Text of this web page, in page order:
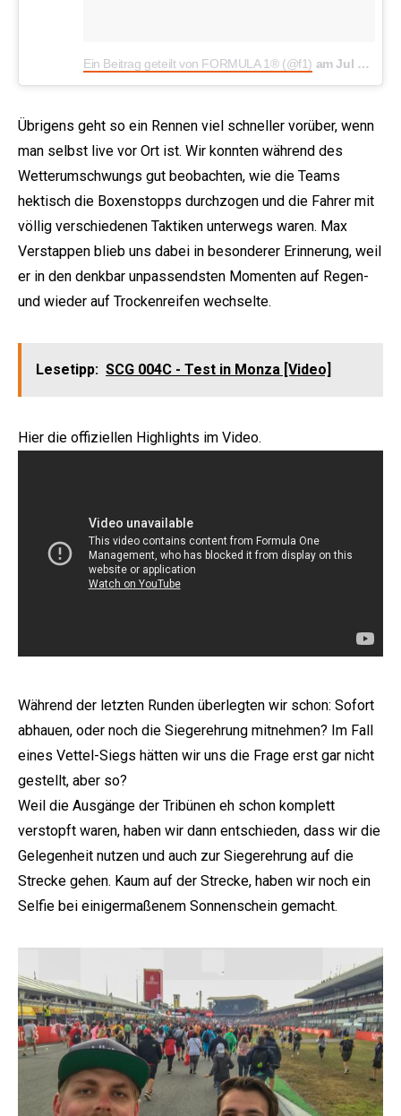
Ein Beitrag geteilt von FORMULA 1® (@f1) amJul 22, 2018 um 7:29 PDT
Übrigens geht so ein Rennen viel schneller vorüber, wenn
man selbst live vor Ort ist. Wir konnten während des
Wetterumschwungs gut beobachten, wie die Teams
hektisch die Boxenstopps durchzogen und die Fahrer mit
völlig verschiedenen Taktiken unterwegs waren. Max
Verstappen blieb uns dabei in besonderer Erinnerung, weil
er in den denkbar unpassendsten Momenten auf Regen-
und wieder auf Trockenreifen wechselte.
Lesetipp: SCG 004C - Test in Monza [Video]
Hier die offiziellen Highlights im Video.
Während der letzten Runden überlegten wir schon: Sofort
abhauen, oder noch die Siegerehrung mitnehmen? Im Fall
eines Vettel-Siegs hätten wir uns die Frage erst gar nicht
gestellt, aber so?
Weil die Ausgänge der Tribünen eh schon komplett
verstopft waren, haben wir dann entschieden, dass wir die
Gelegenheit nutzen und auch zur Siegerehrung auf die
Strecke gehen. Kaum auf der Strecke, haben wir noch ein
Selfie bei einigermaßenem Sonnenschein gemacht.